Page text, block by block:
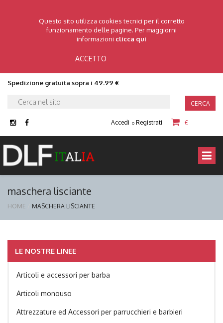
Questo sito utilizza cookies tecnici per il corretto
funzionamento delle pagine. Per maggiorni
informazioni clicca qui
ACCETTO
Spedizione gratuita sopra i 49.99 €
CERCA
Accedi o Registrati €
maschera lisciante
HOME MASCHERA LISCIANTE
LE NOSTRE LINEE
Articoli e accessori per barba
Articoli monouso
Attrezzature ed Accessori per parrucchieri e barbieri